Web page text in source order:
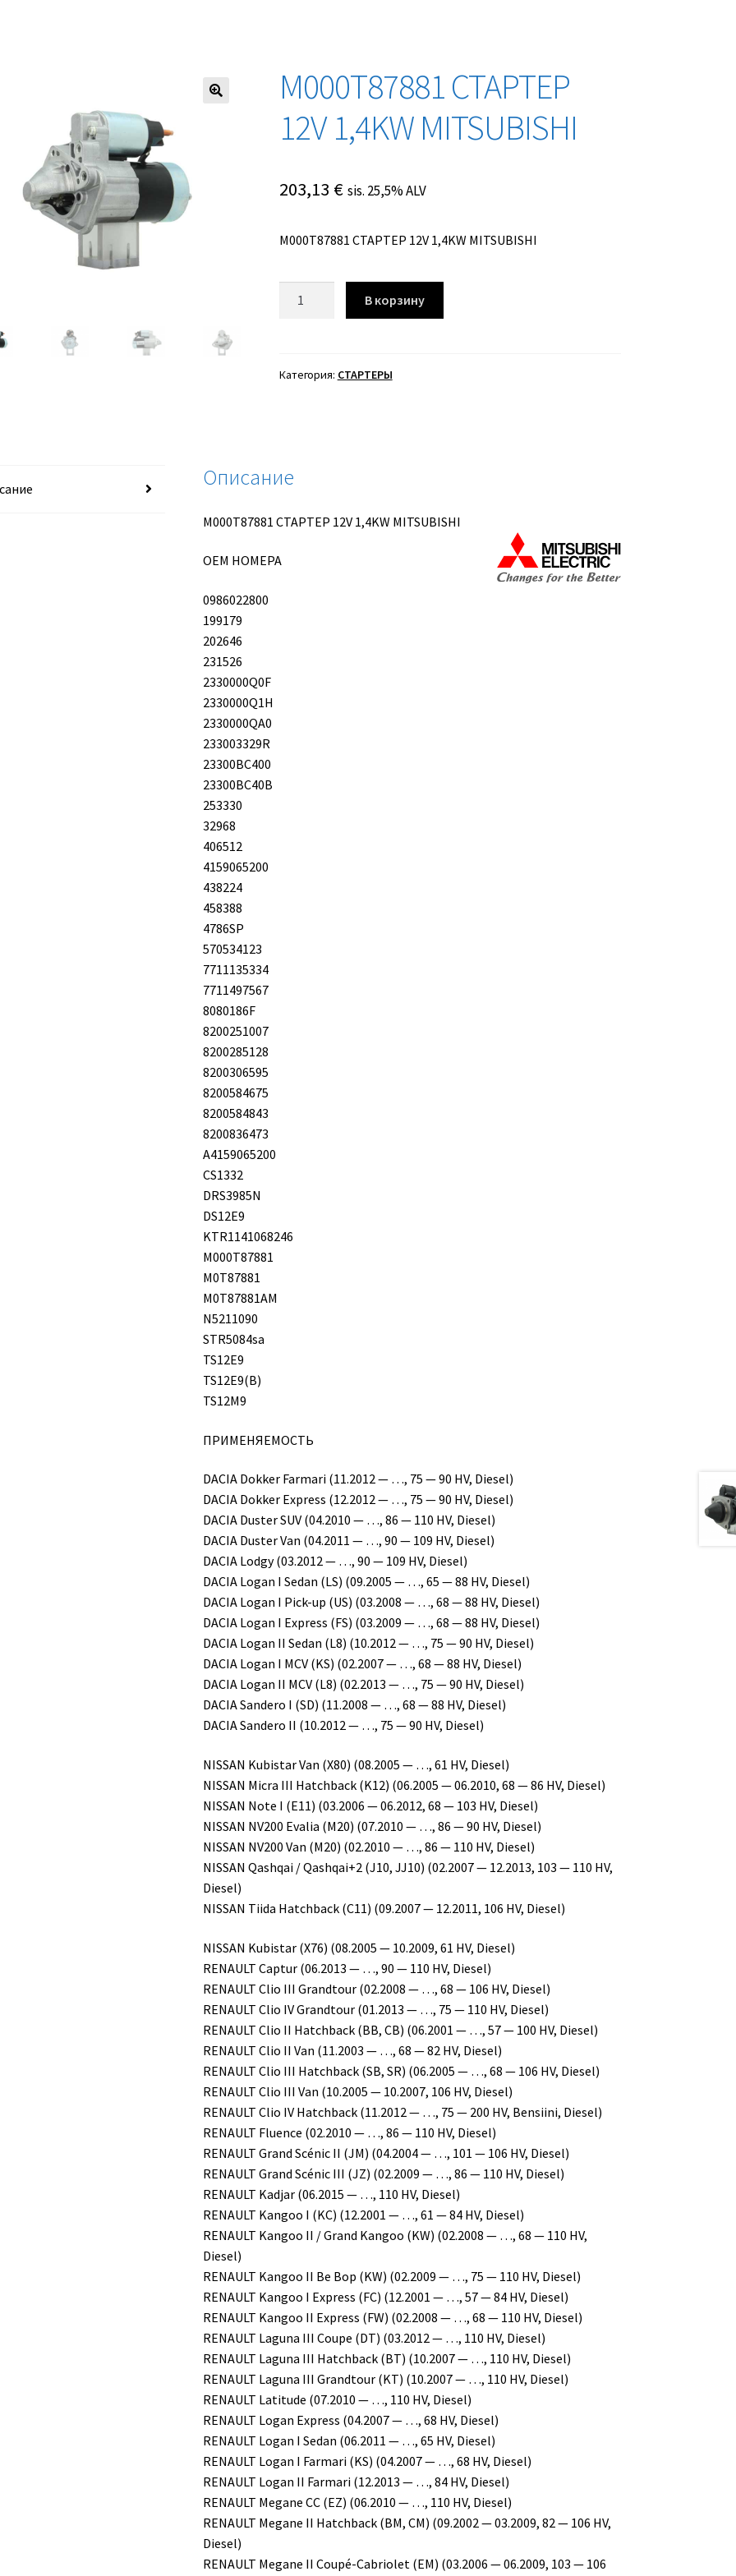
M000T87881 СТАРТЕР
12V 1,4KW MITSUBISHI
203,13 € sis. 25,5% ALV
M000T87881 СТАРТЕР 12V 1,4KW MITSUBISHI
12V
В корзину
Категория: СТАРТЕРЫ
Описание
M000T87881 СТАРТЕР 12V 1,4KW MITSUBISHI
OEM НОМЕРА
0986022800
199179
202646
231526
2330000Q0F
2330000Q1H
2330000QA0
233003329R
23300BC400
23300BC40B
253330
32968
406512
4159065200
438224
458388
4786SP
570534123
7711135334
7711497567
8080186F
8200251007
8200285128
8200306595
8200584675
8200584843
8200836473
A4159065200
CS1332
DRS3985N
DS12E9
KTR1141068246
M000T87881
M0T87881
M0T87881AM
N5211090
STR5084sa
TS12E9
TS12E9(B)
TS12M9
ПРИМЕНЯЕМОСТЬ
DACIA Dokker Farmari (11.2012 — …, 75 — 90 HV, Diesel)
DACIA Dokker Express (12.2012 — …, 75 — 90 HV, Diesel)
DACIA Duster SUV (04.2010 — …, 86 — 110 HV, Diesel)
DACIA Duster Van (04.2011 — …, 90 — 109 HV, Diesel)
DACIA Lodgy (03.2012 — …, 90 — 109 HV, Diesel)
DACIA Logan I Sedan (LS) (09.2005 — …, 65 — 88 HV, Diesel)
DACIA Logan I Pick-up (US) (03.2008 — …, 68 — 88 HV, Diesel)
DACIA Logan I Express (FS) (03.2009 — …, 68 — 88 HV, Diesel)
DACIA Logan II Sedan (L8) (10.2012 — …, 75 — 90 HV, Diesel)
DACIA Logan I MCV (KS) (02.2007 — …, 68 — 88 HV, Diesel)
DACIA Logan II MCV (L8) (02.2013 — …, 75 — 90 HV, Diesel)
DACIA Sandero I (SD) (11.2008 — …, 68 — 88 HV, Diesel)
DACIA Sandero II (10.2012 — …, 75 — 90 HV, Diesel)
NISSAN Kubistar Van (X80) (08.2005 — …, 61 HV, Diesel)
NISSAN Micra III Hatchback (K12) (06.2005 — 06.2010, 68 — 86 HV, Diesel)
NISSAN Note I (E11) (03.2006 — 06.2012, 68 — 103 HV, Diesel)
NISSAN NV200 Evalia (M20) (07.2010 — …, 86 — 90 HV, Diesel)
NISSAN NV200 Van (M20) (02.2010 — …, 86 — 110 HV, Diesel)
NISSAN Qashqai / Qashqai+2 (J10, JJ10) (02.2007 — 12.2013, 103 — 110 HV,
Diesel)
NISSAN Tiida Hatchback (C11) (09.2007 — 12.2011, 106 HV, Diesel)
NISSAN Kubistar (X76) (08.2005 — 10.2009, 61 HV, Diesel)
RENAULT Captur (06.2013 — …, 90 — 110 HV, Diesel)
RENAULT Clio III Grandtour (02.2008 — …, 68 — 106 HV, Diesel)
RENAULT Clio IV Grandtour (01.2013 — …, 75 — 110 HV, Diesel)
RENAULT Clio II Hatchback (BB, CB) (06.2001 — …, 57 — 100 HV, Diesel)
RENAULT Clio II Van (11.2003 — …, 68 — 82 HV, Diesel)
RENAULT Clio III Hatchback (SB, SR) (06.2005 — …, 68 — 106 HV, Diesel)
RENAULT Clio III Van (10.2005 — 10.2007, 106 HV, Diesel)
RENAULT Clio IV Hatchback (11.2012 — …, 75 — 200 HV, Bensiini, Diesel)
RENAULT Fluence (02.2010 — …, 86 — 110 HV, Diesel)
RENAULT Grand Scénic II (JM) (04.2004 — …, 101 — 106 HV, Diesel)
RENAULT Grand Scénic III (JZ) (02.2009 — …, 86 — 110 HV, Diesel)
RENAULT Kadjar (06.2015 — …, 110 HV, Diesel)
RENAULT Kangoo I (KC) (12.2001 — …, 61 — 84 HV, Diesel)
RENAULT Kangoo II / Grand Kangoo (KW) (02.2008 — …, 68 — 110 HV,
Diesel)
RENAULT Kangoo II Be Bop (KW) (02.2009 — …, 75 — 110 HV, Diesel)
RENAULT Kangoo I Express (FC) (12.2001 — …, 57 — 84 HV, Diesel)
RENAULT Kangoo II Express (FW) (02.2008 — …, 68 — 110 HV, Diesel)
RENAULT Laguna III Coupe (DT) (03.2012 — …, 110 HV, Diesel)
RENAULT Laguna III Hatchback (BT) (10.2007 — …, 110 HV, Diesel)
RENAULT Laguna III Grandtour (KT) (10.2007 — …, 110 HV, Diesel)
RENAULT Latitude (07.2010 — …, 110 HV, Diesel)
RENAULT Logan Express (04.2007 — …, 68 HV, Diesel)
RENAULT Logan I Sedan (06.2011 — …, 65 HV, Diesel)
RENAULT Logan I Farmari (KS) (04.2007 — …, 68 HV, Diesel)
RENAULT Logan II Farmari (12.2013 — …, 84 HV, Diesel)
RENAULT Megane CC (EZ) (06.2010 — …, 110 HV, Diesel)
RENAULT Megane II Hatchback (BM, CM) (09.2002 — 03.2009, 82 — 106 HV,
Diesel)
RENAULT Megane II Coupé-Cabriolet (EM) (03.2006 — 06.2009, 103 — 106